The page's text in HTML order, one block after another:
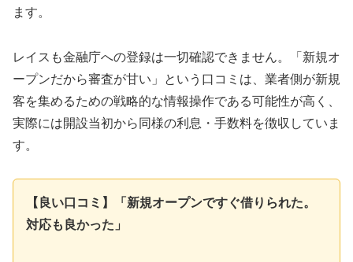
ます。
レイスも金融庁への登録は一切確認できません。「新規オ
ープンだから審査が甘い」という口コミは、業者側が新規
客を集めるための戦略的な情報操作である可能性が高く、
実際には開設当初から同様の利息・手数料を徴収していま
す。
【良い口コミ】「新規オープンですぐ借りられた。
対応も良かった」